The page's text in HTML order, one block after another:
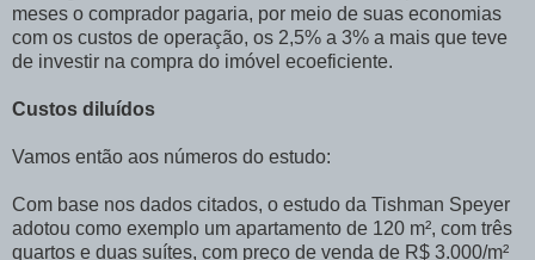
meses o comprador pagaria, por meio de suas economias
com os custos de operação, os 2,5% a 3% a mais que teve
de investir na compra do imóvel ecoeficiente.
Custos diluídos
Vamos então aos números do estudo:
Com base nos dados citados, o estudo da Tishman Speyer
adotou como exemplo um apartamento de 120 m², com três
quartos e duas suítes, com preço de venda de R$ 3.000/m²